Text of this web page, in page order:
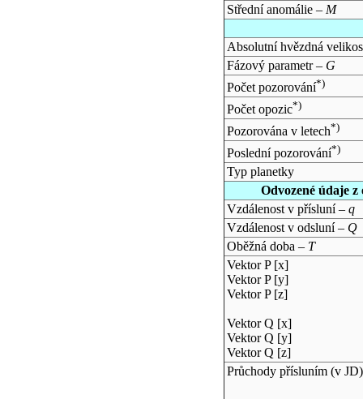
Střední anomálie – M
Absolutní hvězdná
Fázový parametr – G
Počet pozorování*)
Počet opozic*)
Pozorována v letech*)
Poslední pozorování*)
Typ planetky
Odvozené údaje
Vzdálenost v přísluní – q
Vzdálenost v odsluní – Q
Oběžná doba – T
Vektor P [x]
Vektor P [y]
Vektor P [z]
Vektor Q [x]
Vektor Q [y]
Vektor Q [z]
Průchody přísluním (v JD)